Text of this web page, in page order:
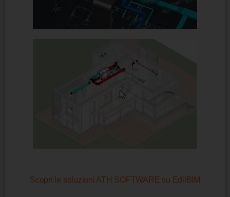
Scopri le soluzioni ATH SOFTWARE su EdilBIM